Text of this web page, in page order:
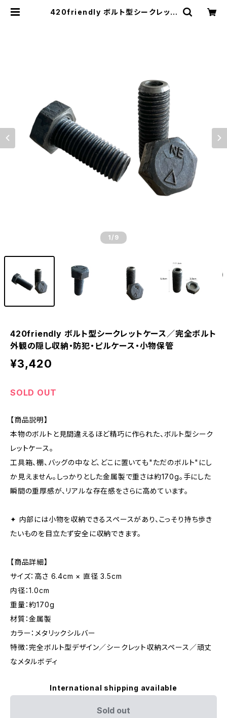
420friendly ボルト型シークレット
1 /9
420friendly ボルト型シークレットケース／完全ボルト
外観の隠し収納・防犯・ピルケース・小物保管
¥3,420
SOLD OUT
【商品説明】
本物のボルトと見間違えるほど精巧に作られた、ボルト型シーク
レットケース。
工具箱、棚、バッグの中など、どこに置いても"ただのボルト"にし
か見えません。しっかりとした金属製で重さは約170g。手にした
瞬間の重厚感が、リアルな存在感をさらに高めています。
✦ 内部には小物を収納できるスペースがあり、こっそり持ち歩き
たいものを目立たず安全に収納できます。
【商品詳細】
サイズ：高さ 6.4cm × 直径 3.5cm
内径：1.0cm
重量：約170g
材質：金属製
カラー：メタリックシルバー
特徴：完全ボルト型デザイン／シークレット収納スペース／頑丈
なメタルボディ
International shipping available
Sold out